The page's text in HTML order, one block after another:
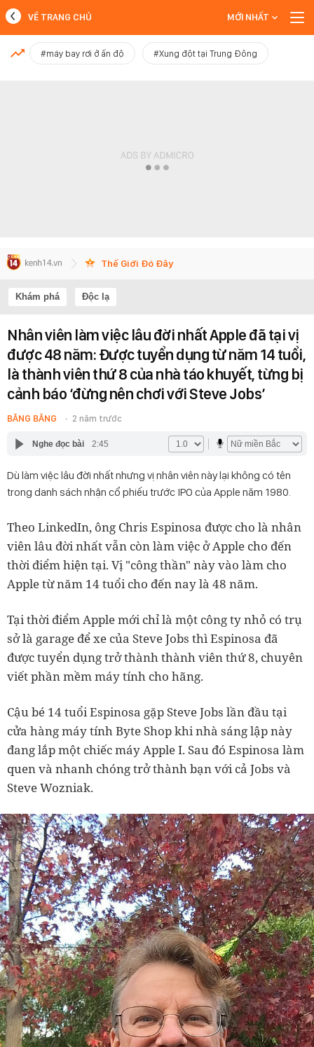
MỚI NHẤT
VỀ TRANG CHỦ MỚI NHẤT
#máy bay rơi ở ấn độ #Xung đột tại Trung Đông
Thế Giới Đó Đây
Khám phá Độc lạ
Nhân viên làm việc lâu đời nhất Apple đã tại vị
được 48 năm: Được tuyển dụng từ năm 14 tuổi,
là thành viên thứ 8 của nhà táo khuyết, từng bị
cảnh báo ‘đừng nên chơi với Steve Jobs’
BĂNG BĂNG 2 năm trước
Nghe đọc bài 2:45
Dù làm việc lâu đời nhất nhưng vị nhân viên này lại không có tên
trong danh sách nhận cổ phiếu trước IPO của Apple năm 1980.
Theo LinkedIn, ông Chris Espinosa được cho là nhân
viên lâu đời nhất vẫn còn làm việc ở Apple cho đến
thời điểm hiện tại. Vị "công thần" này vào làm cho
Apple từ năm 14 tuổi cho đến nay là 48 năm.
Tại thời điểm Apple mới chỉ là một công ty nhỏ có trụ
sở là garage để xe của Steve Jobs thì Espinosa đã
được tuyển dụng trở thành thành viên thứ 8, chuyên
viết phần mềm máy tính cho hãng.
Cậu bé 14 tuổi Espinosa gặp Steve Jobs lần đầu tại
cửa hàng máy tính Byte Shop khi nhà sáng lập này
đang lắp một chiếc máy Apple I. Sau đó Espinosa làm
quen và nhanh chóng trở thành bạn với cả Jobs và
Steve Wozniak.